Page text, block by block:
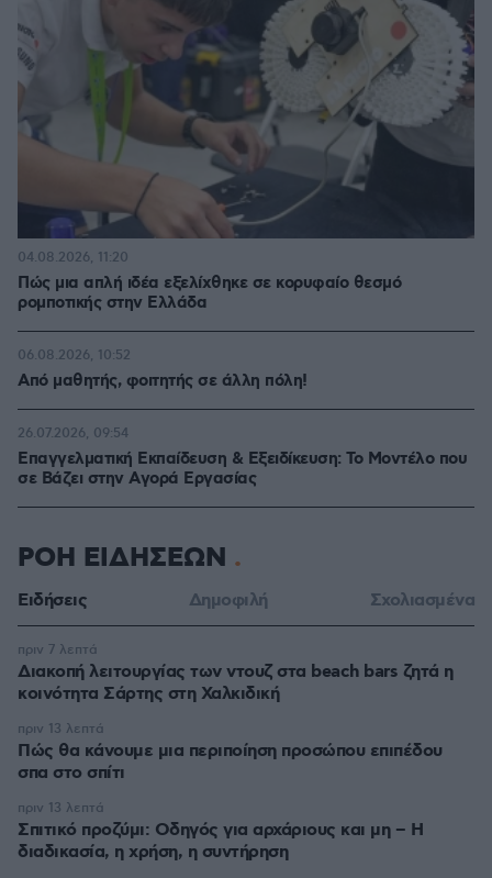
Πώς μια απλή ιδέα εξελίχθηκε σε κορυφαίο θεσμό
ρομποτικής στην Ελλάδα
04.08.2026, 11:20
Από μαθητής, φοιτητής σε άλλη πόλη!
06.08.2026, 10:52
Επαγγελματική Εκπαίδευση & Εξειδίκευση: Το Mοντέλο που
σε Bάζει στην Aγορά Eργασίας
26.07.2026, 09:54
ΡΟΗ ΕΙΔΗΣΕΩΝ
Ειδήσεις Δημοφιλή Σχολιασμένα
Διακοπή λειτουργίας των ντουζ στα beach bars ζητά η
κοινότητα Σάρτης στη Χαλκιδική
πριν 7 λεπτά
Πώς θα κάνουμε μια περιποίηση προσώπου επιπέδου
σπα στο σπίτι
πριν 13 λεπτά
Σπιτικό προζύμι: Οδηγός για αρχάριους και μη – Η
διαδικασία, η χρήση, η συντήρηση
πριν 13 λεπτά